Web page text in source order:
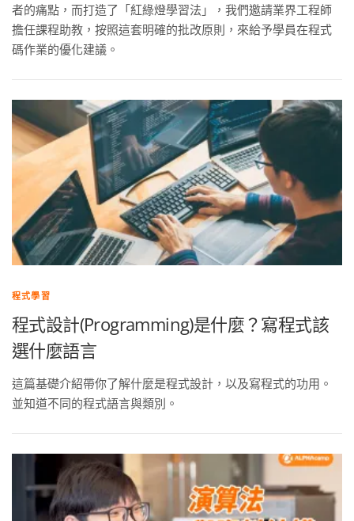
者的痛點，而打造了「紅綠燈學習法」，我們邀請業界工程師
擔任課程助教，按照這套明確的批改原則，來給予學員在程式
碼作業的優化建議。
程式學習
程式設計(Programming)是什麼？寫程式該
選什麼語言
這篇基礎介紹帶你了解什麼是程式設計，以及寫程式的功用。
並知道不同的程式語言與類別。